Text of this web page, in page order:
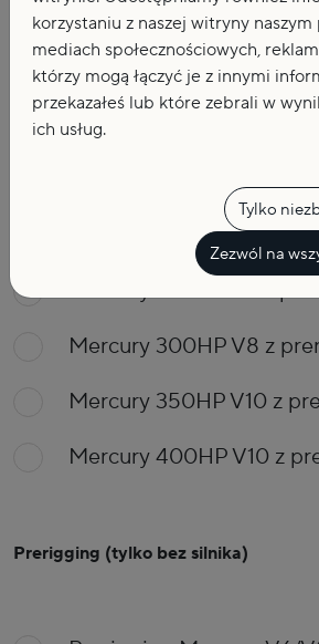
Silniki
Mercury 200HP V6 z
Mercury 250HP V8 z
Mercury 300HP V8 z
Mercury 350HP V10 z
Mercury 400HP V10 z
Prerigging (tylko bez silnika)
korzystaniu z naszej witryny
mediach społecznościowych,
którzy mogą łączyć je z innymi
przekazałeś lub które zebrali w
ich usług.
Tylko
Zezwól na